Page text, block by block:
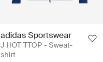
adidas Sportswear
J HOT TTOP - Sweat-
shirt